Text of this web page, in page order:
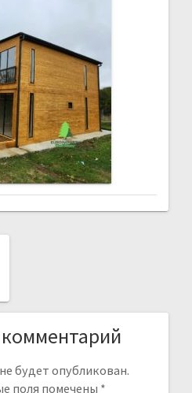
будет опубликован.
поля помечены *